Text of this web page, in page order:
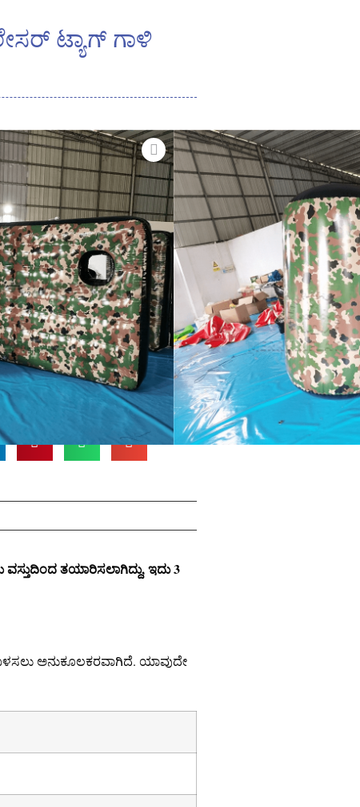
ಟ್ಯಾಗ್ ಗಾಳಿ
ವಿನೈಲ್, ಅಗ್ನಿ ನಿರೋಧಕ ಮತ್ತು
ಗುಣಮಟ್ಟದೊಂದಿಗೆ.
EN14960/EN71/CE
ತಯಾರಿಸಲಾಗಿದ್ದು, ಇದು 3
ಅನುಕೂಲಕರವಾಗಿದೆ. ಯಾವುದೇ